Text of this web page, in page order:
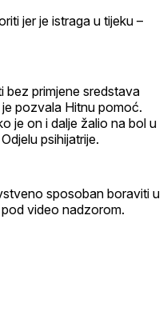
jer je istraga u tijeku –
bez primjene sredstava
pozvala Hitnu pomoć.
je on i dalje žalio na bol u
psihijatrije.
sposoban boraviti u
video nadzorom.